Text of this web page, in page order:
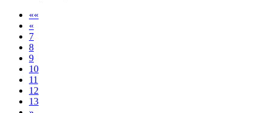
««
«
7
8
9
10
11
12
13